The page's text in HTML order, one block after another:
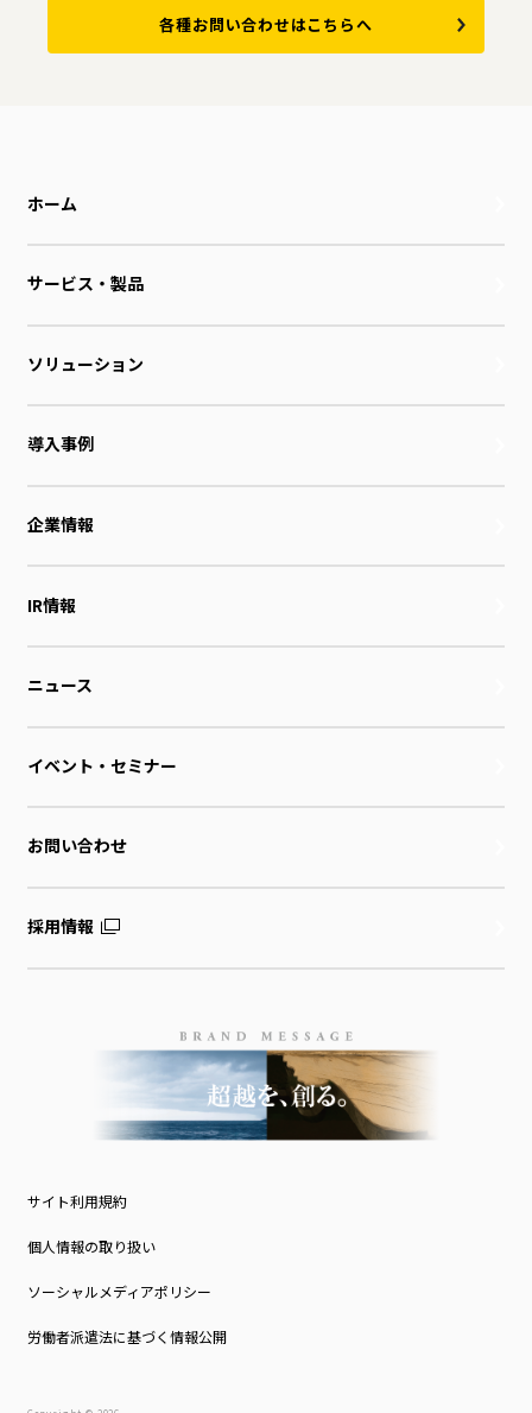
各種お問い合わせはこちらへ
ホーム
サービス・製品
ソリューション
導入事例
企業情報
IR情報
ニュース
イベント・セミナー
お問い合わせ
採用情報
サイト利用規約
個人情報の取り扱い
ソーシャルメディアポリシー
労働者派遣法に基づく情報公開